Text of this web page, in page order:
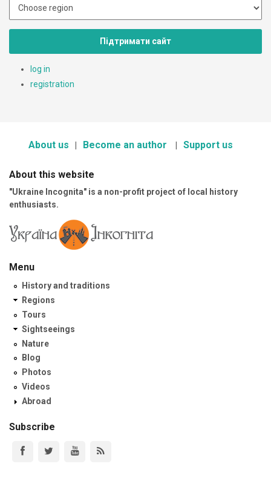
Підтримати сайт
log in
registration
About us Become an author Support us
About this website
"Ukraine Incognita" is a non-profit project of local history
enthusiasts.
Menu
History and traditions
Regions
Tours
Sightseeings
Nature
Blog
Photos
Videos
Abroad
Subscribe